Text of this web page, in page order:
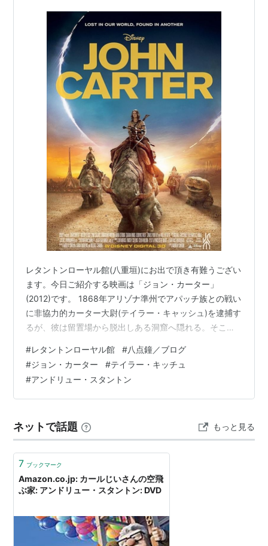
トイ・ストーリー3（2010） 脚本
カールじいさんの空飛ぶ家（2009） 製作総指揮
WALL・E／ウォーリー （2008） 監督、脚本、原案
マジシャン・プレスト（2008） 製作総指揮
レミーのおいしいレストラン
（2007） 製作総指揮
ファインディング・ニモ （2003） 監督、脚本、原
案、声の出演
モンスターズ・インク（2001） 脚本、製作総指揮
トイ・ストーリー2 3D（1999） 脚本
トイ・ストーリー2（1999） 脚本
バグズ・ライフ（1998） 監督、脚本、原案
トイ・ストーリー 3D（1995） 脚本、原案
トイ・ストーリー（1995） 脚本、原案
受賞
WALL・E／ウォーリー（2008） 長編アニメーシ
ョン賞
ファインディング・ニモ（2003） 長編アニメー
ション賞
候補
トイ・ストーリー3（2010） オリジナル脚本賞
ファインディング・ニモ
（2003） オリジナル脚
本賞
レタントンローヤル館(八重垣)にお出で頂き有難うござい
ます。今日ご紹介する映画は「ジョン・カーター」
(2012)です。 1868年アリゾナ準州でアパッチ族との戦い
に非協力的カーター大尉(テイラー・キャッシュ)を逮捕す
るが、彼は留置場から脱出しある洞窟へ隠れる。そこに
都市国家ヘリウムとゾダンガが1000年宿命の対決を繰り
返していた。そこは、地球と比して1/3の重力世界、加え
て骨密度の高い地球人はその地でスーパーマンの様に活
躍でき、カーターはヘリウムとゾガンダの宿命の戦いに
強の損出を出したと…
#レタントンローヤル館 #八点鐘／ブログ
#ジョン・カーター #テイラー・キッチュ
#アンドリュー・スタントン
ネットで話題 もっと見る
7 ブックマーク
Amazon.co.jp: カールじいさんの空飛
ぶ家: アンドリュー・スタントン: DVD